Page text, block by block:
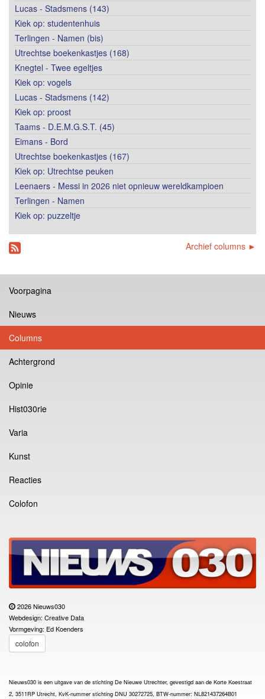
Lucas - Stadsmens (143)
Kiek op: studentenhuis
Terlingen - Namen (bis)
Utrechtse boekenkastjes (168)
Knegtel - Twee egeltjes
Kiek op: vogels
Lucas - Stadsmens (142)
Kiek op: proost
Taams - D.E.M.G.S.T. (45)
Eimans - Bord
Utrechtse boekenkastjes (167)
Kiek op: Utrechtse peuken
Leenaers - Messi in 2026 niet opnieuw wereldkampioen
Terlingen - Namen
Kiek op: puzzeltje
Archief columns ►
Voorpagina
Nieuws
Columns
Achtergrond
Opinie
Hist030rie
Varia
Kunst
Reacties
Colofon
2026 Nieuws030
Webdesign: Creative Data
Vormgeving: Ed Koenders
colofon
Nieuws030 is een uitgave van de stichting De Nieuwe Utrechter, gevestigd aan de Korte Koestraat
2, 3511RP Utrecht, KvK-nummer stichting DNU 30272725, BTW-nummer: NL821437264B01